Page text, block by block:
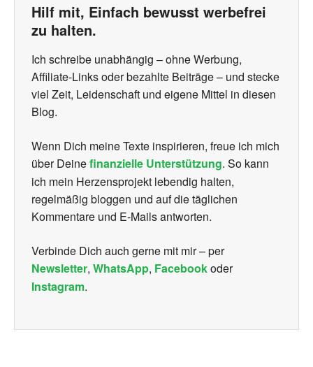
Hilf mit, Einfach bewusst werbefrei
zu halten.
Ich schreibe unabhängig – ohne Werbung,
Affiliate-Links oder bezahlte Beiträge – und stecke
viel Zeit, Leidenschaft und eigene Mittel in diesen
Blog.
Wenn Dich meine Texte inspirieren, freue ich mich
über Deinefinanzielle Unterstützung. So kann
ich mein Herzensprojekt lebendig halten,
regelmäßig bloggen und auf die täglichen
Kommentare und E-Mails antworten.
Verbinde Dich auch gerne mit mir – per
Newsletter, WhatsApp, Facebookoder
Instagram.